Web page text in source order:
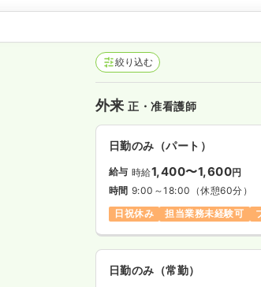
絞り込む
外来正・准看護師
日勤のみ（パート）
給与 時給1,400〜1,600円
時間 9:00～18:00 （休憩60分）
日祝休み
担当業務未経験可
日勤のみ（常勤）